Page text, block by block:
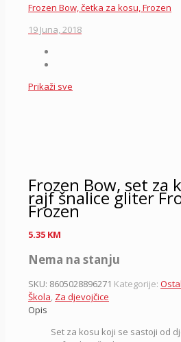
Frozen Bow, četka za kosu, Frozen
19 Juna, 2018
Prikaži sve
Frozen Bow, set za
rajf šnalice gliter
Frozen
5.35 KM
Nema na stanju
SKU: 8605028896271 Kategorije:
Škola, Za djevojčice
Opis
Set za kosu koji se sastoji od